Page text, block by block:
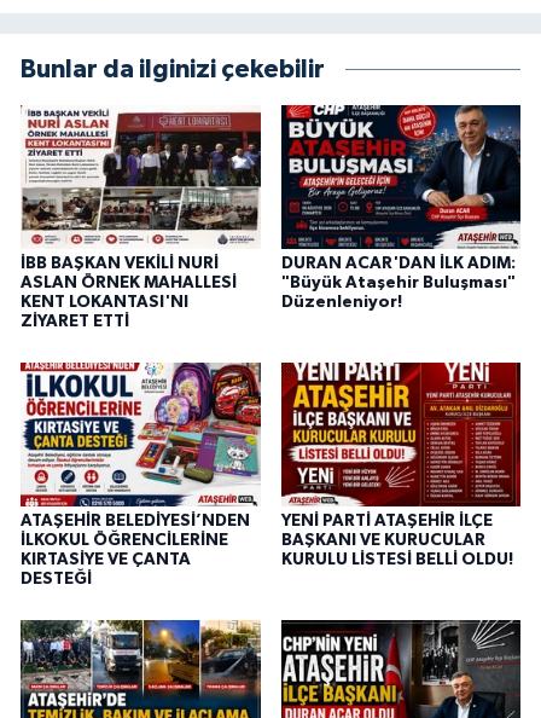
Bunlar da ilginizi çekebilir
İBB BAŞKAN VEKİLİ NURİ
ASLAN ÖRNEK MAHALLESİ
KENT LOKANTASI'NI
ZİYARET ETTİ
DURAN ACAR'DAN İLK ADIM:
"Büyük Ataşehir Buluşması"
Düzenleniyor!
ATAŞEHİR BELEDİYESİ’NDEN
İLKOKUL ÖĞRENCİLERİNE
KIRTASİYE VE ÇANTA
DESTEĞİ
YENİ PARTİ ATAŞEHİR İLÇE
BAŞKANI VE KURUCULAR
KURULU LİSTESİ BELLİ OLDU!